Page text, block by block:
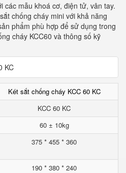
các mẫu khoá cơ, điện tử, vân tay.
chống cháy mini với khả năng
phẩm phù hợp để sử dụng trong
cháy KCC60 và thông số kỹ
Két sắt chống cháy KCC 60 KC
KCC 60 KC
60 ± 10kg
375 * 455 * 360
190 * 380 * 240